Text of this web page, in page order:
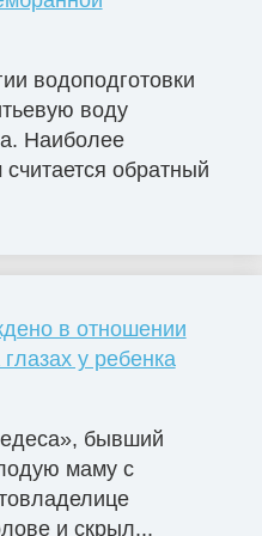
водоподготовки
воду
Наиболее
обратный
в отношении
у ребенка
бывший
маму с
и скрыл...